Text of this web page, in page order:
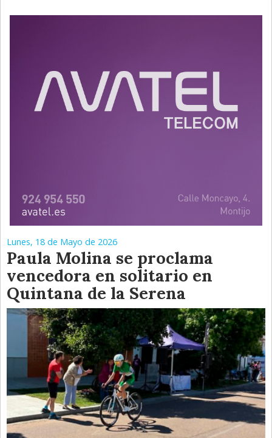
Lunes, 18 de Mayo de 2026
Paula Molina se proclama
vencedora en solitario en
Quintana de la Serena